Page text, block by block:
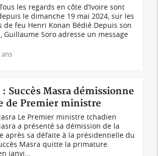
les regards en côte d’Ivoire sont
le dimanche 19 mai 2024, sur les
de feu Henri Konan Bédié.Depuis son
Guillaume Soro adresse un message
: Succès Masra démissionne
de Premier ministre
Le Premier ministre tchadien
a présenté sa démission de la
après sa défaite à la présidentielle du
Masra quitte la primature.
janvi...